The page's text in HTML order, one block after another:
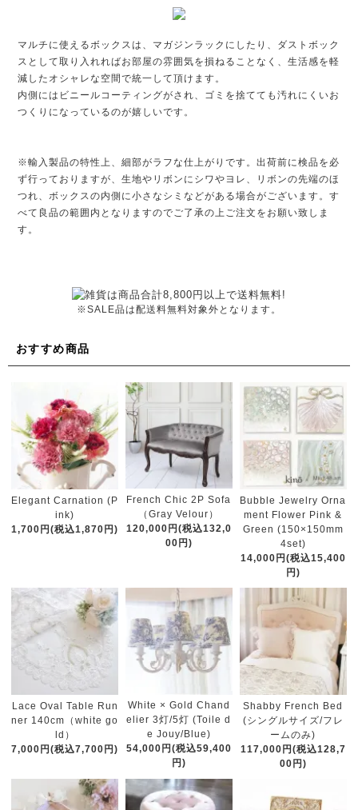
マルチに使えるボックスは、マガジンラックにしたり、ダストボック
スとして取り入れればお部屋の雰囲気を損ねることなく、生活感を軽
減したオシャレな空間で統一して頂けます。
内側にはビニールコーティングがされ、ゴミを捨てても汚れにくいお
つくりになっているのが嬉しいです。
※輸入製品の特性上、細部がラフな仕上がりです。出荷前に検品を必
ず行っておりますが、生地やリボンにシワやヨレ、リボンの先端のほ
つれ、ボックスの内側に小さなシミなどがある場合がございます。す
べて良品の範囲内となりますのでご了承の上ご注文をお願い致しま
す。
※SALE品は配送料無料対象外となります。
おすすめ商品
Elegant Carnation (P
ink)
1,700円(税込1,870円)
French Chic 2P Sofa
（Gray Velour）
120,000円(税込132,0
00円)
Bubble Jewelry Orna
ment Flower Pink &
Green (150×150mm
4set)
14,000円(税込15,400
円)
Lace Oval Table Run
ner 140cm（white go
ld）
7,000円(税込7,700円)
White × Gold Chand
elier 3灯/5灯 (Toile d
e Jouy/Blue)
54,000円(税込59,400
円)
Shabby French Bed
(シングルサイズ/フレ
ームのみ)
117,000円(税込128,7
00円)